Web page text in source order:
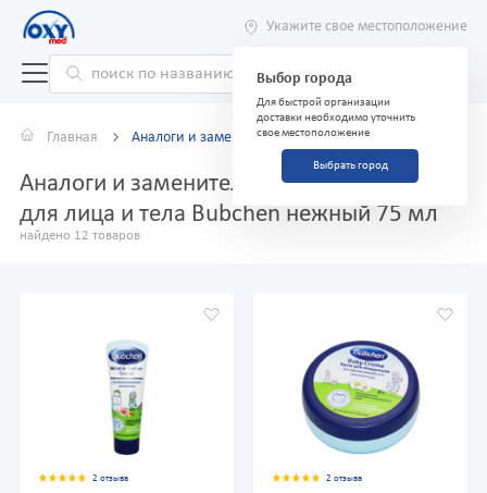
Укажите свое местоположение
Выбор города
Для быстрой организации
доставки необходимо уточнить
свое местоположение
Выбрать город
Главная Аналоги и заменители
Аналоги и заменители препарата Крем
для лица и тела Bubchen нежный 75 мл
найдено 12 товаров
2 отзыва 2 отзыва